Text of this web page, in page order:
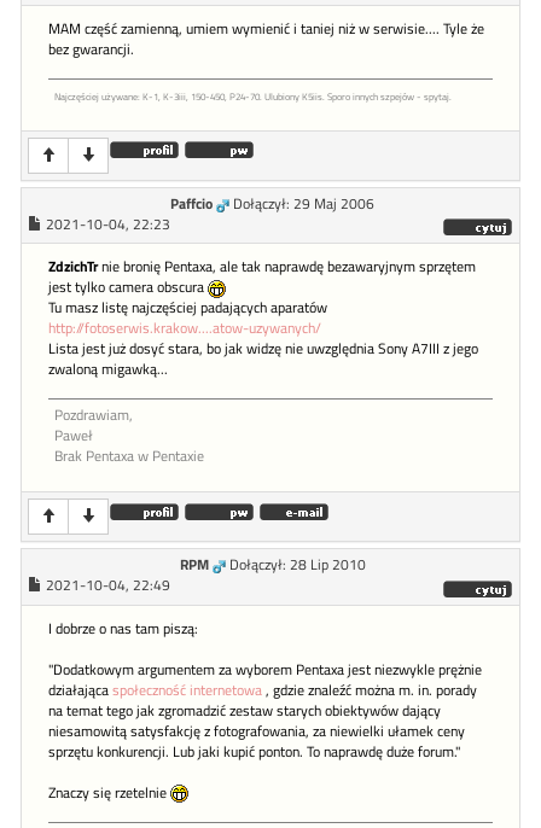
MAM część zamienną, umiem wymienić i taniej niż w serwisie.... Tyle że
bez gwarancji.
Najczęściej używane: K-1, K-3iii, 150-450, P24-70. Ulubiony K5iis. Sporo innych szpejów - spytaj.
Paffcio
Dołączył: 29 Maj 2006
2021-10-04, 22:23
ZdzichTrnie bronię Pentaxa, ale tak naprawdę bezawaryjnym sprzętem
jest tylko camera obscura
Tu masz listę najczęściej padających aparatów
http://fotoserwis.krakow....atow-uzywanych/
Lista jest już dosyć stara, bo jak widzę nie uwzględnia Sony A7III z jego
zwaloną migawką...
Pozdrawiam,
Paweł
Brak Pentaxa w Pentaxie
RPM
Dołączył: 28 Lip 2010
2021-10-04, 22:49
I dobrze o nas tam piszą:
"Dodatkowym argumentem za wyborem Pentaxa jest niezwykle prężnie
działającaspołeczność internetowa, gdzie znaleźć można m. in. porady
na temat tego jak zgromadzić zestaw starych obiektywów dający
niesamowitą satysfakcję z fotografowania, za niewielki ułamek ceny
sprzętu konkurencji. Lub jaki kupić ponton. To naprawdę duże forum."
Znaczy się rzetelnie